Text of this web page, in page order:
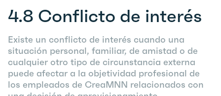
4.8 Conflicto de interés
Existe un conflicto de interés cuando una
situación personal, familiar, de amistad o de
cualquier otro tipo de circunstancia externa
puede afectar a la objetividad profesional de
los empleados de CreaMNN relacionados con